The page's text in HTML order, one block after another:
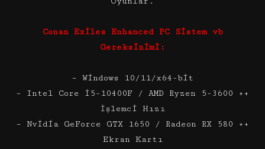
Conan Exiles Enhanced PC Sistem vb
Gereksinimi:
– Windows 10/11/x64-bit
– Intel Core i5-10400F / AMD Ryzen 5-3600 ++
İşlemci Hızı
– Nvidia GeForce GTX 1650 / Radeon RX 580 ++
Ekran Kartı